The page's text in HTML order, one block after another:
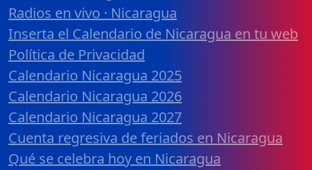
Radios en vivo · Nicaragua
Inserta el Calendario de Nicaragua en tu web
Política de Privacidad
Calendario Nicaragua 2025
Calendario Nicaragua 2026
Calendario Nicaragua 2027
Cuenta regresiva de feriados en Nicaragua
Qué se celebra hoy en Nicaragua